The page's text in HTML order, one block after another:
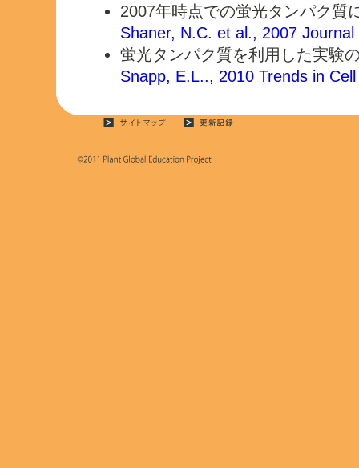
2007年時点での蛍光タンパク質
Shaner, N.C. et al., 2007
蛍光タンパク質を利用した実験
Snapp, E.L.., 2010 Trends in